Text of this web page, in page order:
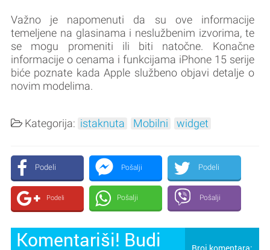
Važno je napomenuti da su ove informacije
temeljene na glasinama i neslužbenim izvorima, te
se mogu promeniti ili biti natočne. Konačne
informacije o cenama i funkcijama ‌iPhone 15‌ serije
biće poznate kada Apple službeno objavi detalje o
novim modelima.
Kategorija: istaknuta Mobilni widget
Podeli Pošalji Podeli
Podeli Pošalji Pošalji
Komentariši! Budi